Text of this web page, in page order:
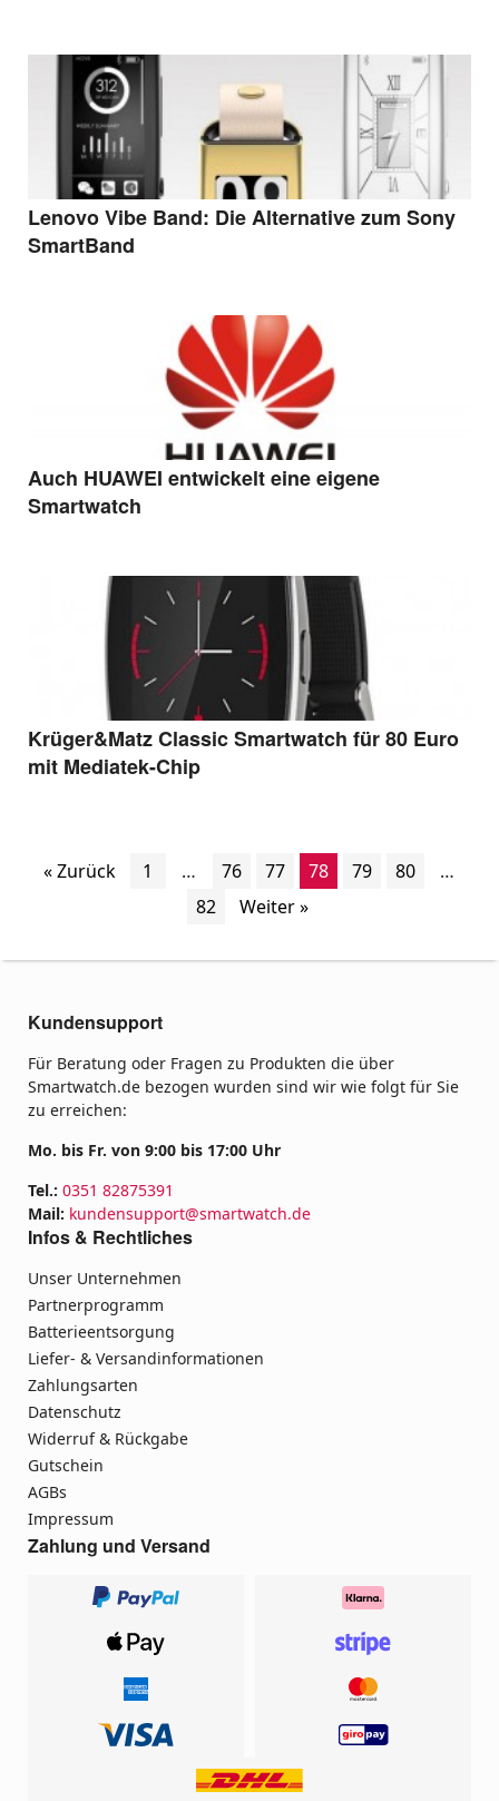
Lenovo Vibe Band: Die Alternative zum Sony
SmartBand
Auch HUAWEI entwickelt eine eigene
Smartwatch
Krüger&Matz Classic Smartwatch für 80 Euro
mit Mediatek-Chip
« Zurück 1 … 76 77 78 79 80
…
82
Weiter »
Kundensupport
Für Beratung oder Fragen zu Produkten die über
Smartwatch.de bezogen wurden sind wir wie folgt für Sie
zu erreichen:
Mo. bis Fr. von 9:00 bis 17:00 Uhr
Tel.: 0351 82875391
Mail: kundensupport@smartwatch.de
Infos & Rechtliches
Unser Unternehmen
Partnerprogramm
Batterieentsorgung
Liefer- & Versandinformationen
Zahlungsarten
Datenschutz
Widerruf & Rückgabe
Gutschein
AGBs
Impressum
Zahlung und Versand